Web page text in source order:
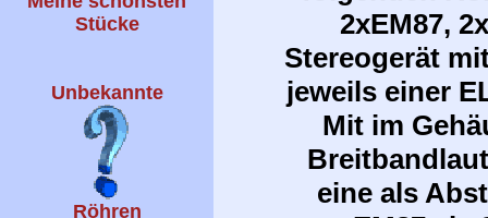
Stücke
Unbekannte
Röhren
2xEM87,
Stereogerät
jeweils einer
Mit im
eine als